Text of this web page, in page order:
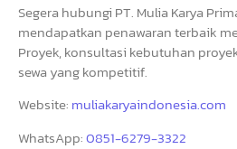
Segera hubungi PT. Mulia Karya
mendapatkan penawaran terbaik
Proyek, konsultasi kebutuhan
sewa yang kompetitif.
Website: muliakaryaindonesia.com
WhatsApp:0851-6279-3322